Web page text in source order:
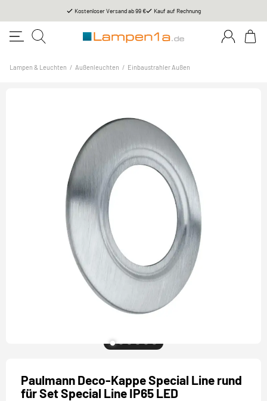
Kostenloser Versand ab 99 € Kauf auf Rechnung
Lampen & Leuchten / Außenleuchten / Einbaustrahler Außen
Paulmann Deco-Kappe Special Line rund
für Set Special Line IP65 LED